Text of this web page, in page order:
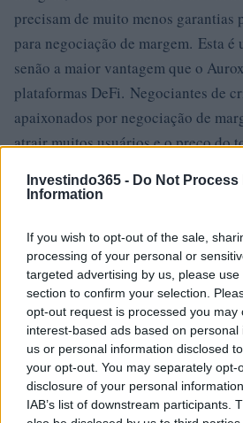
Investindo365 - Do Not Process
Information
If you wish to opt-out of the sale,
processing of your personal or
targeted advertising by us, please
section to confirm your selection.
opt-out request is processed you may
interest-based ads based on
us or personal information disclosed
your opt-out. You may separately opt-
disclosure of your personal
IAB’s list of downstream participants.
precisam de muito menos garantias
para negociação de margem. Esta é
senão a maior vantagem que o
plataformas DeFi. Negociantes de
apaixonados por negociação de
atrair muitos usuários e o preço do
atualmente está abaixo de US $
500 no longo prazo.
Para usuários iniciantes, o Aurox é
pois oferece descontos de até 50%.
enorme e muitas plataformas não
por isso que a plataforma Aurox
popularidade para os comerciantes
primeira viagem, que felizmente
numerosos, entre todos os
aumento de usuários criará uma